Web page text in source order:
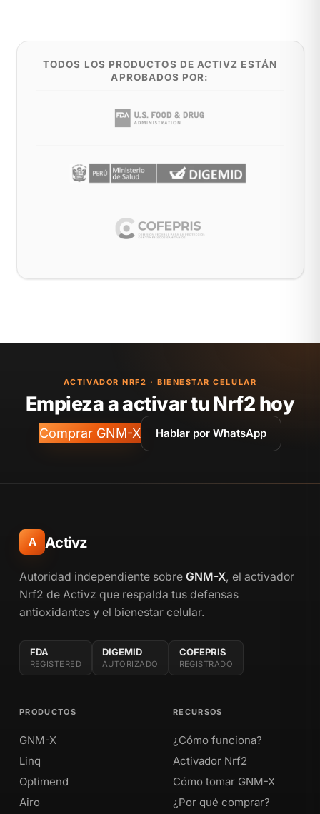
TODOS LOS PRODUCTOS DE ACTIVZ ESTÁN
APROBADOS POR:
ACTIVADOR NRF2 · BIENESTAR CELULAR
Empieza a activar tu Nrf2 hoy
Comprar GNM-X Hablar por WhatsApp
A Activz
Autoridad independiente sobre GNM-X, el activador
Nrf2 de Activz que respalda tus defensas
antioxidantes y el bienestar celular.
FDA
REGISTERED
DIGEMID
AUTORIZADO
COFEPRIS
REGISTRADO
PRODUCTOS
GNM-X
Linq
Optimend
Airo
RECURSOS
¿Cómo funciona?
Activador Nrf2
Cómo tomar GNM-X
¿Por qué comprar?